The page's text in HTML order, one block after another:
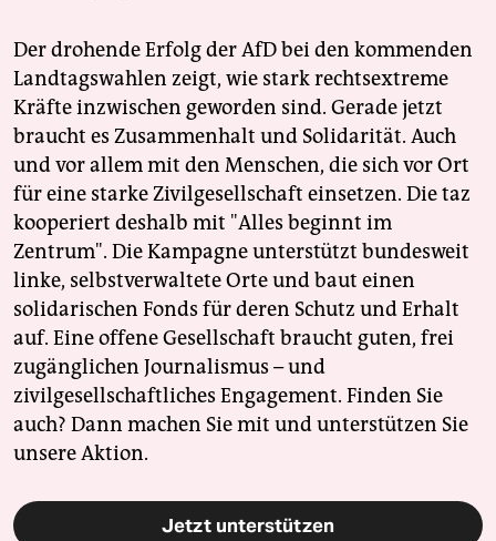
Der drohende Erfolg der AfD bei den kommenden
Landtagswahlen zeigt, wie stark rechtsextreme
Kräfte inzwischen geworden sind. Gerade jetzt
braucht es Zusammenhalt und Solidarität. Auch
und vor allem mit den Menschen, die sich vor Ort
für eine starke Zivilgesellschaft einsetzen. Die taz
kooperiert deshalb mit "Alles beginnt im
Zentrum". Die Kampagne unterstützt bundesweit
linke, selbstverwaltete Orte und baut einen
solidarischen Fonds für deren Schutz und Erhalt
auf. Eine offene Gesellschaft braucht guten, frei
zugänglichen Journalismus – und
zivilgesellschaftliches Engagement. Finden Sie
auch? Dann machen Sie mit und unterstützen Sie
unsere Aktion.
Jetzt unterstützen